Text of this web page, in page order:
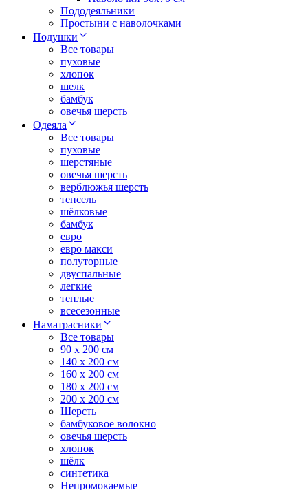
Пододеяльники
Простыни с наволочками
Подушки
Все товары
пуховые
хлопок
шелк
бамбук
овечья шерсть
Одеяла
Все товары
пуховые
шерстяные
овечья шерсть
верблюжья шерсть
тенсель
шёлковые
бамбук
евро
евро макси
полуторные
двуспальные
легкие
теплые
всесезонные
Наматрасники
Все товары
90 x 200 см
140 x 200 см
160 x 200 см
180 x 200 см
200 x 200 см
Шерсть
бамбуковое волокно
овечья шерсть
хлопок
шёлк
синтетика
Непромокаемые